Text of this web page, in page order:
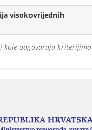
visokovrijednih
koje odgovaraju kriterijima